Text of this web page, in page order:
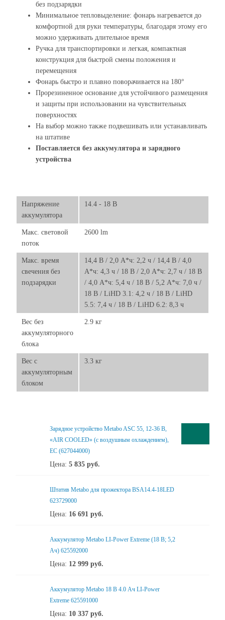
без подзарядки
Минимальное тепловыделение: фонарь нагревается до
комфортной для руки температуры, благодаря этому его
можно удерживать длительное время
Ручка для транспортировки и легкая, компактная
конструкция для быстрой смены положения и
перемещения
Фонарь быстро и плавно поворачивается на 180°
Прорезиненное основание для устойчивого размещения
и защиты при использовании на чувствительных
поверхностях
На выбор можно также подвешивать или устанавливать
на штативе
Поставляется без аккумулятора и зарядного
устройства
Напряжение
аккумулятора
14.4 - 18 В
Макс. световой
поток
2600 lm
Макс. время
свечения без
подзарядки
14,4 В / 2,0 А*ч: 2,2 ч / 14,4 В / 4,0
А*ч: 4,3 ч / 18 В / 2,0 А*ч: 2,7 ч / 18 В
/ 4,0 А*ч: 5,4 ч / 18 В / 5,2 А*ч: 7,0 ч /
18 В / LiHD 3.1: 4,2 ч / 18 В / LiHD
5.5: 7,4 ч / 18 В / LiHD 6.2: 8,3 ч
Вес без
аккумуляторного
блока
2.9 кг
Вес с
аккумуляторным
блоком
3.3 кг
Зарядное устройство Metabo ASC 55, 12-36 В,
«AIR COOLED» (с воздушным охлаждением),
ЕС (627044000)
Цена: 5 835 руб.
Штатив Metabo для прожектора BSA14.4-18LED
623729000
Цена: 16 691 руб.
Аккумулятор Metabo LI-Power Extreme (18 В; 5,2
Ач) 625592000
Цена: 12 999 руб.
Аккумулятор Metabo 18 В 4.0 Ач LI-Power
Extreme 625591000
Цена: 10 337 руб.